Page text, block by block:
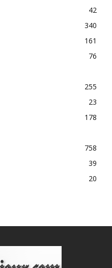
42
340
161
76
255
23
178
758
39
20